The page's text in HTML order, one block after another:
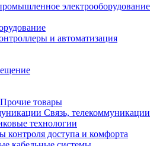
электрооборудование
и автоматизация
Прочие товары
Связь, телекоммуникации
технологии
контроля доступа и комфорта